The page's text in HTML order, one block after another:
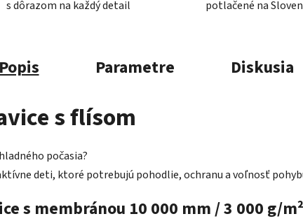
s dôrazom na každý detail potlačené na
Parametre Diskusia
s flísom
počasia?
deti, ktoré potrebujú pohodlie, ochranu a voľnosť
s membránou 10 000 mm / 3 000 g/